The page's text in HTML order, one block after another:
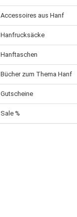
Accessoires aus Hanf
Hanfrucksäcke
Hanftaschen
Bücher zum Thema Hanf
Gutscheine
Sale %